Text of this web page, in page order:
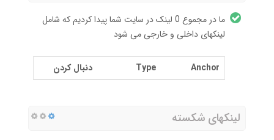
ما در مجموع 0 لینک در سایت شما پیدا کردیم که شامل
لینکهای داخلی و خارجی می شود
Anchor
Type دنبال کردن
لینکهای شکسته